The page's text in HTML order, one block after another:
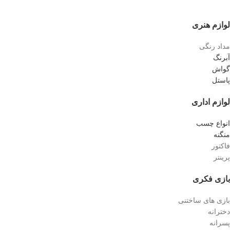
لوازم هنری
مداد رنگی
آبرنگ
گواش
پاستل
لوازم اداری
انواع چسب
منگنه
فاکتور
پرینتر
بازی فکری
بازی های ساختنی
دخترانه
پسرانه